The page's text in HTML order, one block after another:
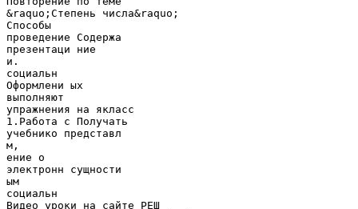
&raquo;Степень числа&raquo;
Способы
проведение Содержа
презентаци ние
и.
социальн
Оформлени ых
выполняют
упражнения на якласс
1.Работа с Получать
учебнико представл
м,
ение о
электронн сущности
ым
социальн
Видео уроки на сайте РЕШ